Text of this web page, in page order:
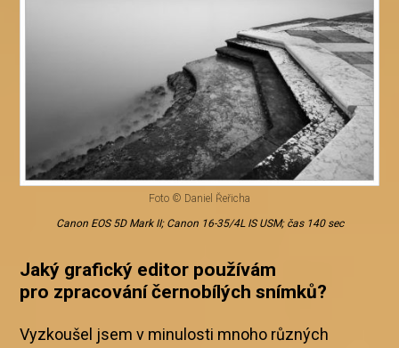
Foto © Daniel Řeřicha
Canon EOS 5D Mark II; Canon 16-35/4L IS USM; čas 140 sec
Jaký grafický editor používám
pro zpracování černobílých snímků?
Vyzkoušel jsem v minulosti mnoho různých